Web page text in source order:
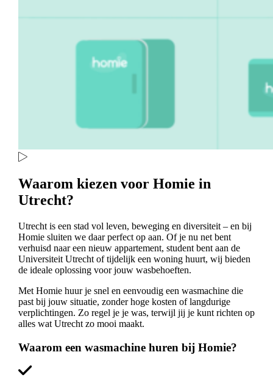
Waarom kiezen voor Homie in
Utrecht?
Utrecht is een stad vol leven, beweging en diversiteit – en bij
Homie sluiten we daar perfect op aan. Of je nu net bent
verhuisd naar een nieuw appartement, student bent aan de
Universiteit Utrecht of tijdelijk een woning huurt, wij bieden
de ideale oplossing voor jouw wasbehoeften.
Met Homie huur je snel en eenvoudig een wasmachine die
past bij jouw situatie, zonder hoge kosten of langdurige
verplichtingen. Zo regel je je was, terwijl jij je kunt richten op
alles wat Utrecht zo mooi maakt.
Waarom een wasmachine huren bij Homie?